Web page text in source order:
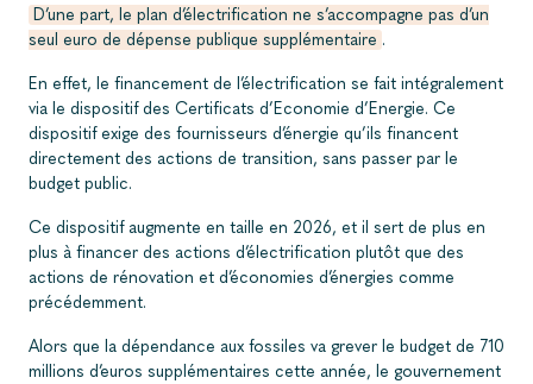
D’une part, le plan d’électrification ne s’accompagne pas d’un
seul euro de dépense publique supplémentaire .
En effet, le financement de l’électrification se fait intégralement
via le dispositif des Certificats d’Economie d’Energie. Ce
dispositif exige des fournisseurs d’énergie qu’ils financent
directement des actions de transition, sans passer par le
budget public.
Ce dispositif augmente en taille en 2026, et il sert de plus en
plus à financer des actions d’électrification plutôt que des
actions de rénovation et d’économies d’énergies comme
précédemment.
Alors que la dépendance aux fossiles va grever le budget de 710
millions d’euros supplémentaires cette année, le gouvernement